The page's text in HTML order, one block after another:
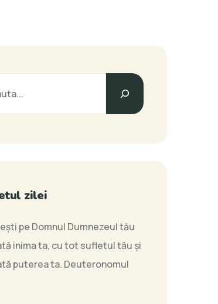
zilei
pe Domnul Dumnezeul tău
inima ta, cu tot sufletul tău şi
puterea ta. Deuteronomul